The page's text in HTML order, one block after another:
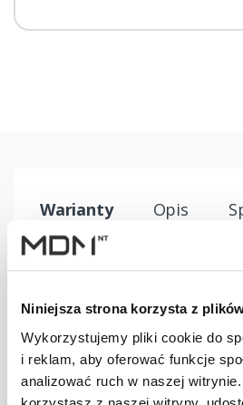
Niniejsza strona korzysta z
Wykorzystujemy pliki cookie do
i reklam, aby oferować funkcje
analizować ruch w naszej
Warianty Opis
Uchwyt płotka
przeciwśn. 155
mm U brązowy